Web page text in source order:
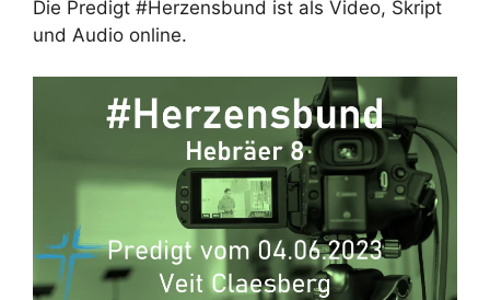
Die Predigt #Herzensbund ist als Video, Skript
und Audio online.